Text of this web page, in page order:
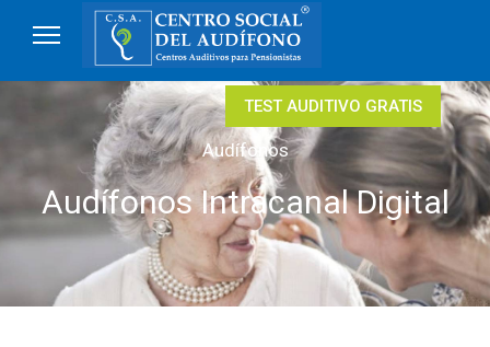
TEST AUDITIVO GRATIS
Audífonos
Audífonos Intracanal Digital